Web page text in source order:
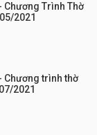
Chương Trình Thờ
2021
Chương trình thờ
2021